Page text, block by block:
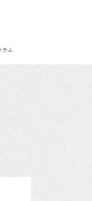
ム